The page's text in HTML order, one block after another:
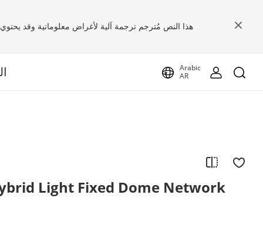
هذا النص مُترجم ترجمة آلية لأغراض معلوماتية وقد
Arabic
AR
Light Fixed Dome Network